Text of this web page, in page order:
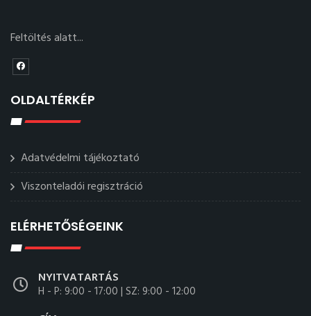
Feltöltés alatt...
OLDALTÉRKÉP
Adatvédelmi tájékoztató
Viszonteladói regisztráció
ELÉRHETŐSÉGEINK
NYITVATARTÁS
H - P: 9:00 - 17:00 | SZ: 9:00 - 12:00